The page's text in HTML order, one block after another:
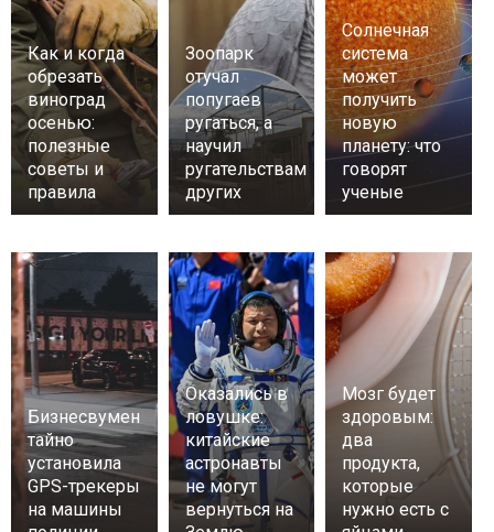
Как и когда
обрезать
виноград
осенью:
полезные
советы и
правила
Зоопарк
отучал
попугаев
ругаться, а
научил
ругательствам
других
Солнечная
система
может
получить
новую
планету: что
говорят
ученые
Бизнесвумен
тайно
установила
GPS-трекеры
на машины
Оказались в
ловушке:
китайские
астронавты
не могут
вернуться на
Мозг будет
здоровым:
два
продукта,
которые
нужно есть с